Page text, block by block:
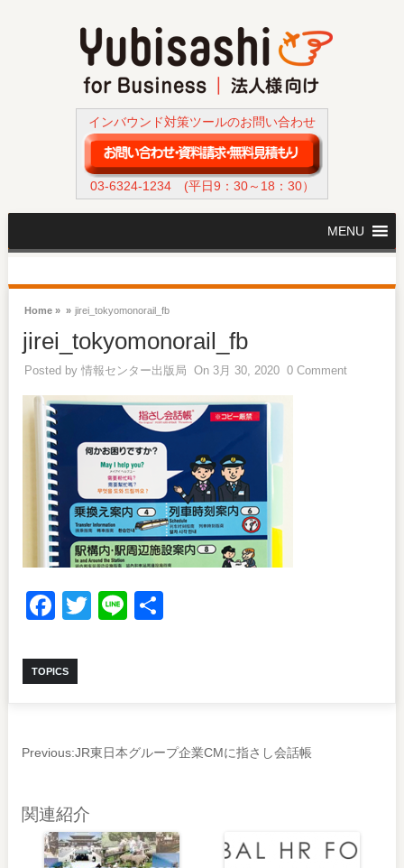
インバウンド対策ツールのお問い合わせ
03-6324-1234(平日9：30～18：30）
MENU
Home » » jirei_tokyomonorail_fb
jirei_tokyomonorail_fb
Posted by 情報センター出版局 On 3月 30, 2020 0 Comment
Facebook
Twitter
Line共
TOPICS
Previous:JR東日本グループ企業CMに指さし会話帳
関連紹介